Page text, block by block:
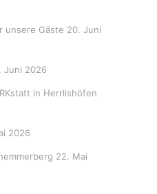
unsere Gäste 20. Juni
Juni 2026
in Herrlishöfen
2026
22. Mai